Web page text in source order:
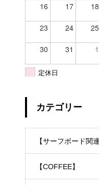
16 17 18
23 24 25
30 31 1
定休日
カテゴリー
【サーフボード関連
【COFFEE】